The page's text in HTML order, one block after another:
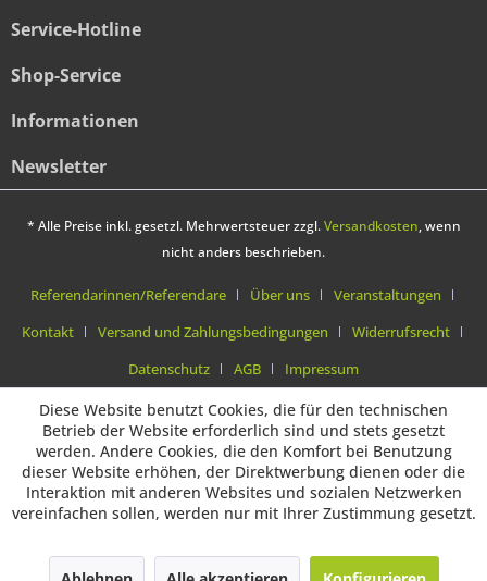
Service-Hotline
Shop-Service
Informationen
Newsletter
* Alle Preise inkl. gesetzl. Mehrwertsteuer zzgl.Versandkosten, wenn
nicht anders beschrieben.
Referendarinnen/Referendare Über uns
Veranstaltungen
Kontakt
Versand und Zahlungsbedingungen
Widerrufsrecht
Datenschutz
AGB Impressum
Diese Website benutzt Cookies, die für den technischen
Betrieb der Website erforderlich sind und stets gesetzt
werden. Andere Cookies, die den Komfort bei Benutzung
dieser Website erhöhen, der Direktwerbung dienen oder die
Interaktion mit anderen Websites und sozialen Netzwerken
vereinfachen sollen, werden nur mit Ihrer Zustimmung gesetzt.